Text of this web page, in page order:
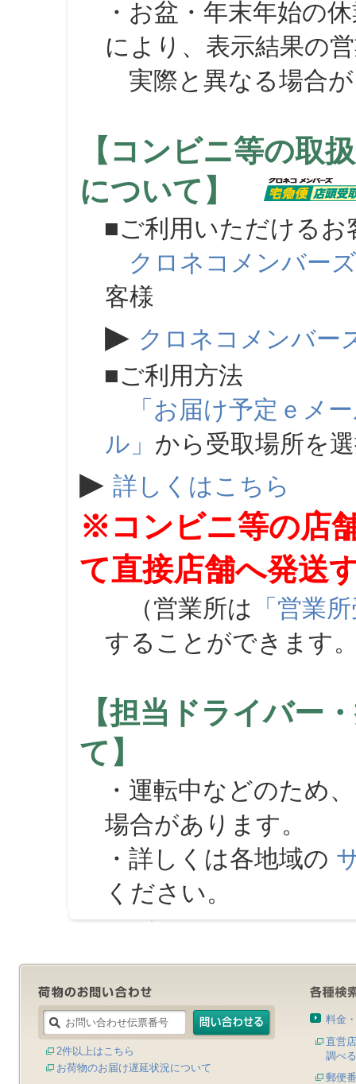
・お盆・年末年始の
により、表示結果の
実際と異なる場合が
【コンビニ等の取
について】
■ご利用いただけるお
クロネコメンバーズ
客様
▶ クロネコメンバー
■ご利用方法
「お届け予定ｅメ
ル」 から受取場所を
▶ 詳しくはこちら
※コンビニ等の店
て直接店舗へ発送
（営業所は 「営業
することができます
【担当ドライバー
て】
・運転中などのため
場合があります。
・詳しくは各地域の
ください。
2件以上はこちら
お荷物のお届け遅延状況について
料金
直営
調べる
郵便